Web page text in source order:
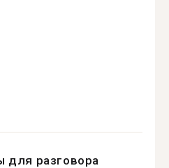
разговора